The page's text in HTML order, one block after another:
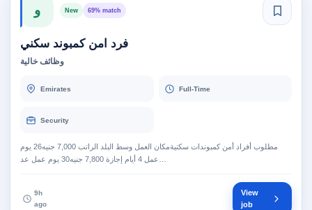
و New 69% match
فرد امن كمبوند سكني
وظائف خالية
Emirates Full-Time
Security
مطلوب أفراد أمن كمبوندات سكنيةمكان العمل وسط البلد الراتب 7,000 جنيه26 يوم
9h
ago
View
job